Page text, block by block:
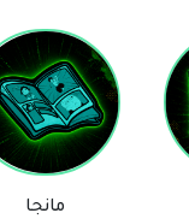
مانجا